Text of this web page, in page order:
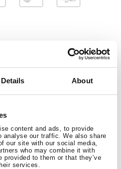
Details About
content and ads, to provide
analyse our traffic. We also share
our site with our social media,
who may combine it with
provided to them or that they’ve
services.